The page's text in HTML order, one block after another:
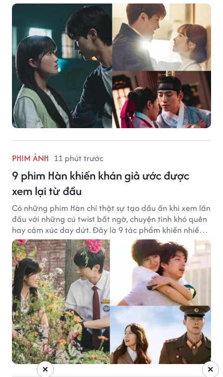
PHIM ẢNH 11 phút trước
9 phim Hàn khiến khán giả ước được
xem lại từ đầu
Có những phim Hàn chỉ thật sự tạo dấu ấn khi xem lần
đầu với những cú twist bất ngờ, chuyện tình khó quên
hay cảm xúc day dứt. Đây là 9 tác phẩm khiến nhiều
khán giả ước có thể trải nghiệm lại từ đầu.
×
×